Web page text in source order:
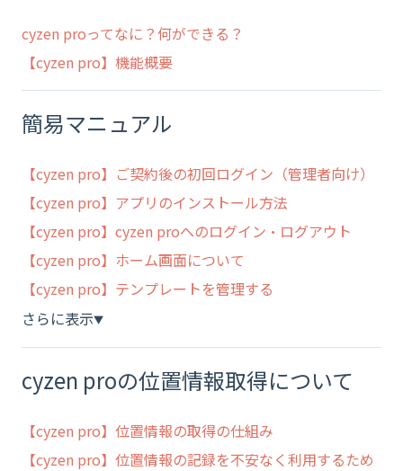
cyzen proってなに？何ができる？
【cyzen pro】機能概要
簡易マニュアル
【cyzen pro】ご契約後の初回ログイン（管理者向け）
【cyzen pro】アプリのインストール方法
【cyzen pro】cyzen proへのログイン・ログアウト
【cyzen pro】ホーム画面について
【cyzen pro】テンプレートを管理する
さらに表示▼
cyzen proの位置情報取得について
【cyzen pro】位置情報の取得の仕組み
【cyzen pro】位置情報の記録を不安なく利用するため